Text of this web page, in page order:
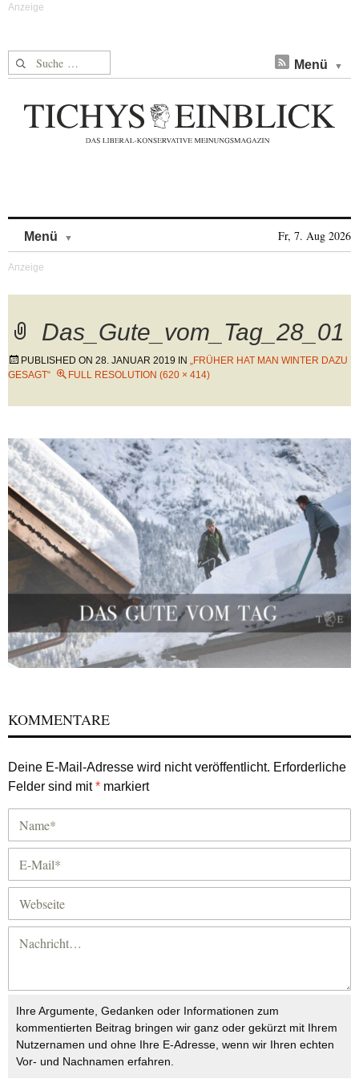
Suche nach: Menü
Menü Fr, 7. Aug 2026
Das_Gute_vom_Tag_28_01
PUBLISHED ON 28. JANUAR 2019 IN „FRÜHER HAT MAN WINTER DAZU
GESAGT“
FULL RESOLUTION (620 × 414)
KOMMENTARE
Deine E-Mail-Adresse wird nicht veröffentlicht. Erforderliche
Felder sind mit* markiert
Ihre Argumente, Gedanken oder Informationen zum
kommentierten Beitrag bringen wir ganz oder gekürzt mit Ihrem
Nutzernamen und ohne Ihre E-Adresse, wenn wir Ihren echten
Vor- und Nachnamen erfahren.